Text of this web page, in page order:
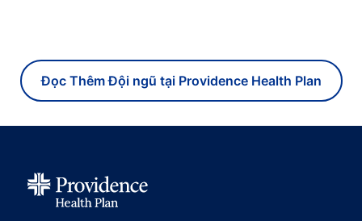
Đọc Thêm Đội ngũ tại Providence Health Plan